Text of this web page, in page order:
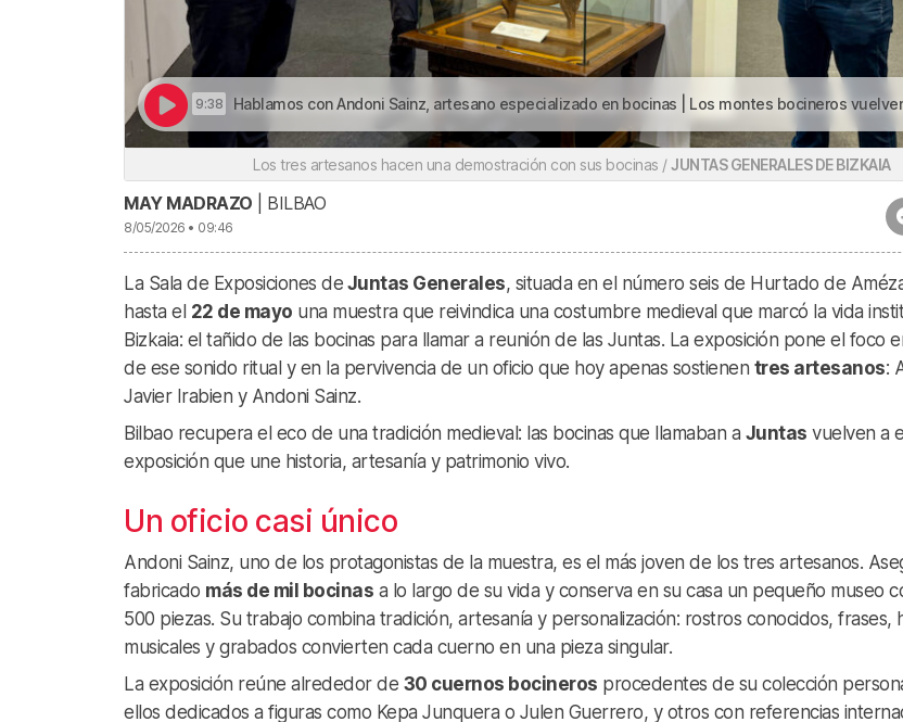
9:38 Hablamos con Andoni Sainz, artesano especializado en bocinas | Los montes bocineros vuelven a
Los tres artesanos hacen una demostración con sus bocinas /JUNTAS GENERALES DE BIZKAIA
MAY MADRAZO | BILBAO
8/05/2026 • 09:46
La Sala de Exposiciones de Juntas Generales, situada en el número seis de Hurtado de
hasta el 22 de mayo una muestra que reivindica una costumbre medieval que marcó la vida
Bizkaia: el tañido de las bocinas para llamar a reunión de las Juntas. La exposición pone el foco
de ese sonido ritual y en la pervivencia de un oficio que hoy apenas sostienen tres artesanos:
Javier Irabien y Andoni Sainz.
Bilbao recupera el eco de una tradición medieval: las bocinas que llamaban a Juntas vuelven a
exposición que une historia, artesanía y patrimonio vivo.
Un oficio casi único
Andoni Sainz, uno de los protagonistas de la muestra, es el más joven de los tres artesanos.
fabricado más de mil bocinas a lo largo de su vida y conserva en su casa un pequeño museo
500 piezas. Su trabajo combina tradición, artesanía y personalización: rostros conocidos, frases,
musicales y grabados convierten cada cuerno en una pieza singular.
La exposición reúne alrededor de 30 cuernos bocineros procedentes de su colección
ellos dedicados a figuras como Kepa Junquera o Julen Guerrero, y otros con referencias